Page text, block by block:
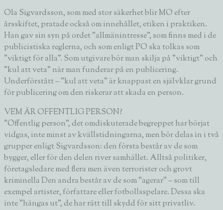
Ola Sigvardsson, som med stor säkerhet blir MO efter
årsskiftet, pratade också om innehållet, etiken i praktiken.
Han gav sin syn på ordet ”allmänintresse”, som finns med i de
publicistiska reglerna, och som enligt PO ska tolkas som
”viktigt för alla”. Som utgivare bör man skilja på ”viktigt” och
”kul att veta” när man funderar på en publicering.
Underförstått – ”kul att veta” är knappast en självklar grund
för publicering om den riskerar att skada en person.
VEM ÄR OFFENTLIG PERSON?
”Offentlig person”, det omdiskuterade begreppet har börjat
vidgas, inte minst av kvällstidningarna, men bör delas in i två
grupper enligt Sigvardsson: den första består av de som
bygger, eller för den delen river samhället. Alltså politiker,
företagsledare med flera men även terrorister och grovt
kriminella Den andra består av de som ”agerar” – som till
exempel artister, författare eller fotbollsspelare. Dessa ska
inte ”hängas ut”, de har rätt till skydd för sitt privatliv.